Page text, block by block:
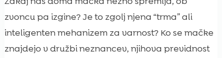
zvoncu pa izgine? Je to zgolj njena “trma” ali
inteligenten mehanizem za varnost? Ko se mačke
znajdejo v družbi neznancev, njihova previdnost